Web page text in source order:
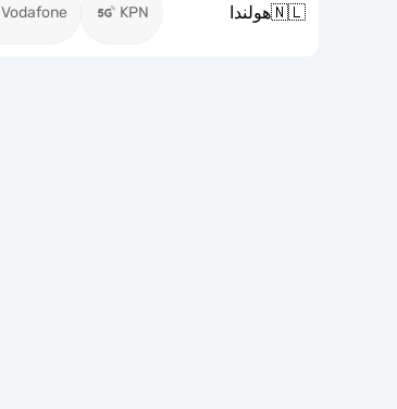
🇳🇱هولندا KPN
Vodafone